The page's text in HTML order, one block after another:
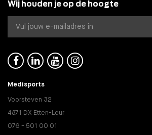
Wij houden je op de hoogte
   
Medisports
Voorsteven 32
4871 DX Etten-Leur
076 - 501 00 01